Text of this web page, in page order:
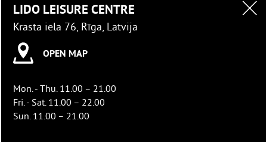
LIDO DAMME
Medijiem
LIDO Piegāde
LIDO AKROPOLE ALFA
LIDO LEISURE CENTRE
Krasta iela 76, Rīga, Latvija
OPEN MAP
Mon. - Thu. 11.00 – 21.00
Fri. - Sat. 11.00 – 22.00
Sun. 11.00 – 21.00